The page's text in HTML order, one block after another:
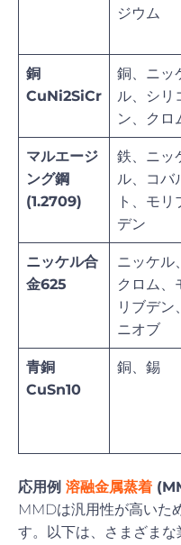
ジウム
銅
CuNi2SiCr
銅、ニッ
ル、シリ
ン、クロ
マルエージ
ング鋼
(1.2709)
鉄、ニッ
ル、コバ
ト、モリ
デン
ニッケル合
金625
ニッケル、
クロム、
リブデン、
ニオブ
青銅
CuSn10
銅、錫
応用例 溶融金属蒸着
MMDは汎用性が高いた
す。以下は、さまざま